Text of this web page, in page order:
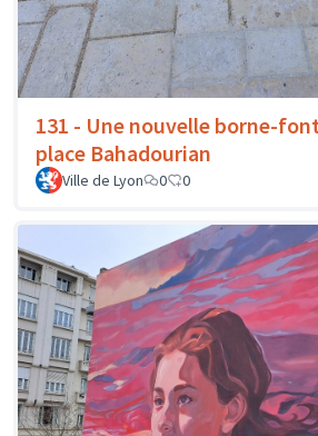
131 - Une nouvelle borne-
place Bahadourian
Ville de Lyon 0 0